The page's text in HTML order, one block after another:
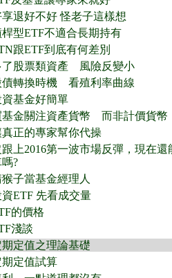
享退好不好 怪老子這樣想
桿型ETF不適合長期持有
跟ETF到底有何差別
了股票類資產 風險反變小
債轉換時機 看殖利率曲線
資基金好簡單
基金關注資產貨幣 而非計價貨幣
真正的專家幫你代操
上2016第一波市場反彈，現在還
?
子當基金經理人
資ETF 先看成交量
的價格
淺談
期定值之理論基礎
期定值試算